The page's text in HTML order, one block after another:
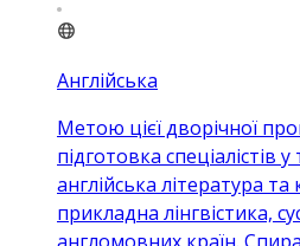
Англійська
Метою цієї дворічної
підготовка спеціалістів
англійська література та
прикладна лінгвістика,